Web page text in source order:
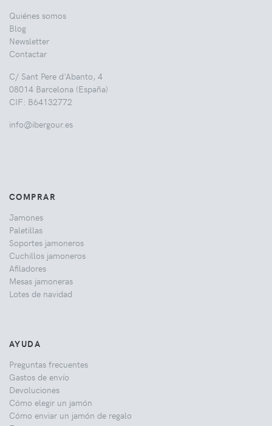
Quiénes somos
Blog
Newsletter
Contactar
C/ Sant Pere d'Abanto, 4
08014 Barcelona (España)
CIF: B64132772
info@ibergour.es
COMPRAR
Jamones
Paletillas
Soportes jamoneros
Cuchillos jamoneros
Afiladores
Mesas jamoneras
Lotes de navidad
AYUDA
Preguntas frecuentes
Gastos de envío
Devoluciones
Cómo elegir un jamón
Cómo enviar un jamón de regalo